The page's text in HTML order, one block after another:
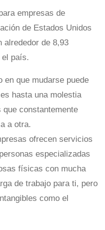
empresas de
de Estados Unidos
alrededor de 8,93
el país.
en que mudarse puede
hasta una molestia
constantemente
a otra.
ofrecen servicios
especializadas
físicas con mucha
de trabajo para ti, pero
como el